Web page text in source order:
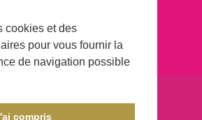
cookies et des
pour vous fournir la
de navigation possible
compris